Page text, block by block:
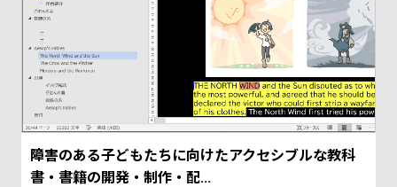
障害のある子どもたちに向けたアクセシブルな教科
書・書籍の開発・制作・配...